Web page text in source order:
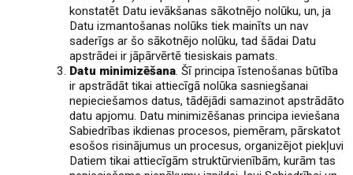
konstatēt Datu ievākšanas sākotnējo nolūku, un, ja
Datu izmantošanas nolūks tiek mainīts un nav
saderīgs ar šo sākotnējo nolūku, tad šādai Datu
apstrādei ir jāpārvērtē tiesiskais pamats.
Datu minimizēšana. Šī principa īstenošanas būtība
ir apstrādāt tikai attiecīgā nolūka sasniegšanai
nepieciešamos datus, tādējādi samazinot apstrādāto
datu apjomu. Datu minimizēšanas principa ieviešana
Sabiedrības ikdienas procesos, piemēram, pārskatot
esošos risinājumus un procesus, organizējot piekļuvi
Datiem tikai attiecīgām struktūrvienībām, kurām tas